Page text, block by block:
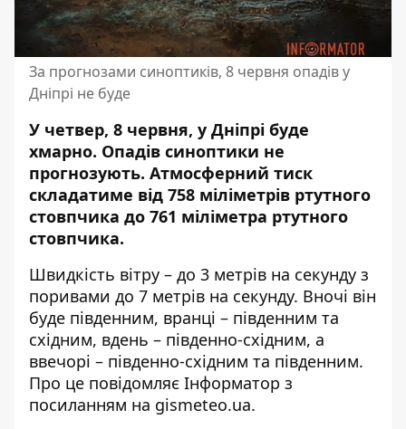
За прогнозами синоптиків, 8 червня опадів у
Дніпрі не буде
У четвер, 8 червня, у Дніпрі буде
хмарно. Опадів синоптики не
прогнозують. Атмосферний тиск
складатиме від 758 міліметрів ртутного
стовпчика до 761 міліметра ртутного
стовпчика.
Швидкість вітру – до 3 метрів на секунду з
поривами до 7 метрів на секунду. Вночі він
буде південним, вранці – південним та
східним, вдень – південно-східним, а
ввечорі – південно-східним та південним.
Про це повідомляє Інформатор з
посиланням на gismeteo.ua.